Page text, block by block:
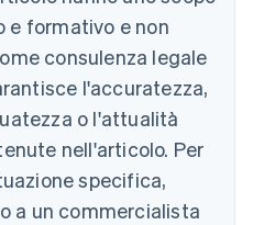
e formativo e non
consulenza legale
l'accuratezza,
o l'attualità
nell'articolo. Per
specifica,
a un commercialista
English